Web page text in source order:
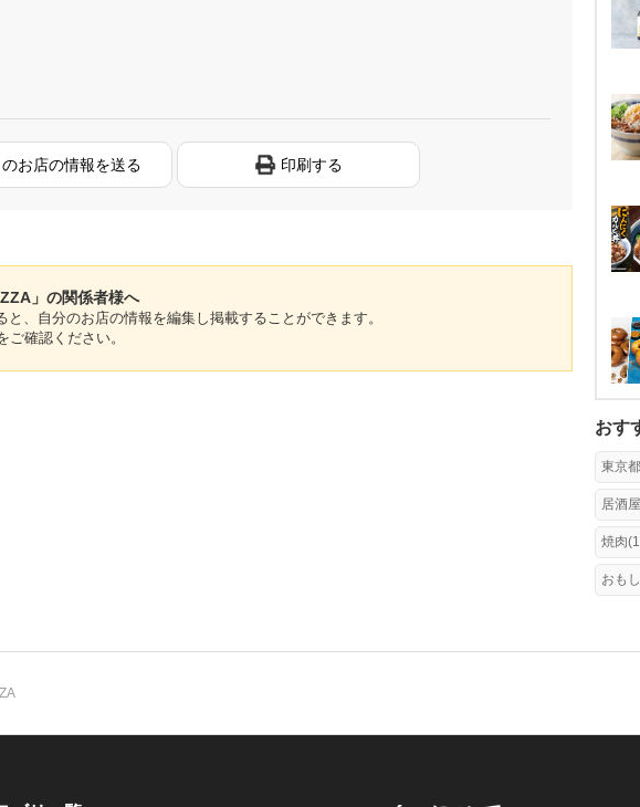
のお店の情報を送る 印刷する
」の関係者様へ
、自分のお店の情報を編集し掲載することができます。
ご確認ください。
おす
東京
居酒
焼肉
おも